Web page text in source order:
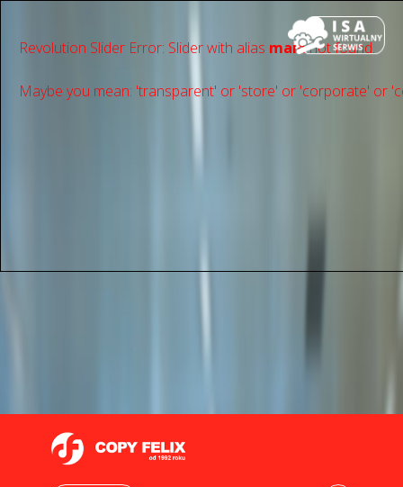
Revolution Slider Error: Slider with alias mainnot found.
Maybe you mean: 'transparent' or 'store' or 'сorporate' or